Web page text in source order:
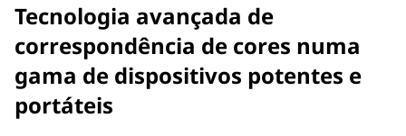
Tecnologia avançada de
correspondência de cores numa
gama de dispositivos potentes e
portáteis